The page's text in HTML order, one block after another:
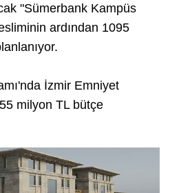
"Sümerbank Kampüs
ardından 1095
İzmir Emniyet
milyon TL bütçe